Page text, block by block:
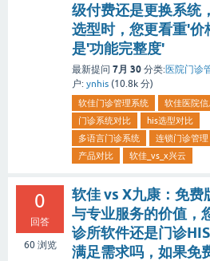
级付费还是更换系统
选型时，您更看重'价
是'功能完整度'
最新提问 7月 30 分类:医院门诊
户: ynhis (10.8k 分)
软佳门诊管理系统
软佳医院
门诊系统对比
his选型对比
多语言门诊系统
连锁门诊管理
产品对比
软佳_vs_x兴云
0
回答
60浏览
软佳 vs X九康：免费
与专业服务的价值，
诊所软件还是门诊
满足需求吗，如果免